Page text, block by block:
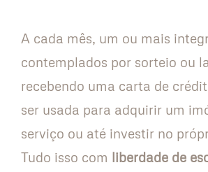
A cada mês, um ou mais
contemplados por sorteio ou
recebendo uma carta de
ser usada para adquirir um
serviço ou até investir no
Tudo isso com liberdade de